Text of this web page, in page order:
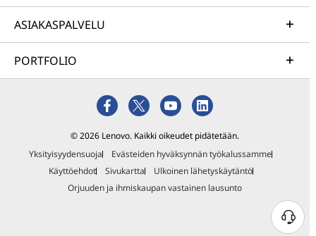
ASIAKASPALVELU
PORTFOLIO
© 2026 Lenovo. Kaikki oikeudet pidätetään.
Yksityisyydensuoja
Evästeiden hyväksynnän työkalussamme
Käyttöehdot
Sivukartta
Ulkoinen lähetyskäytäntö
Orjuuden ja ihmiskaupan vastainen lausunto